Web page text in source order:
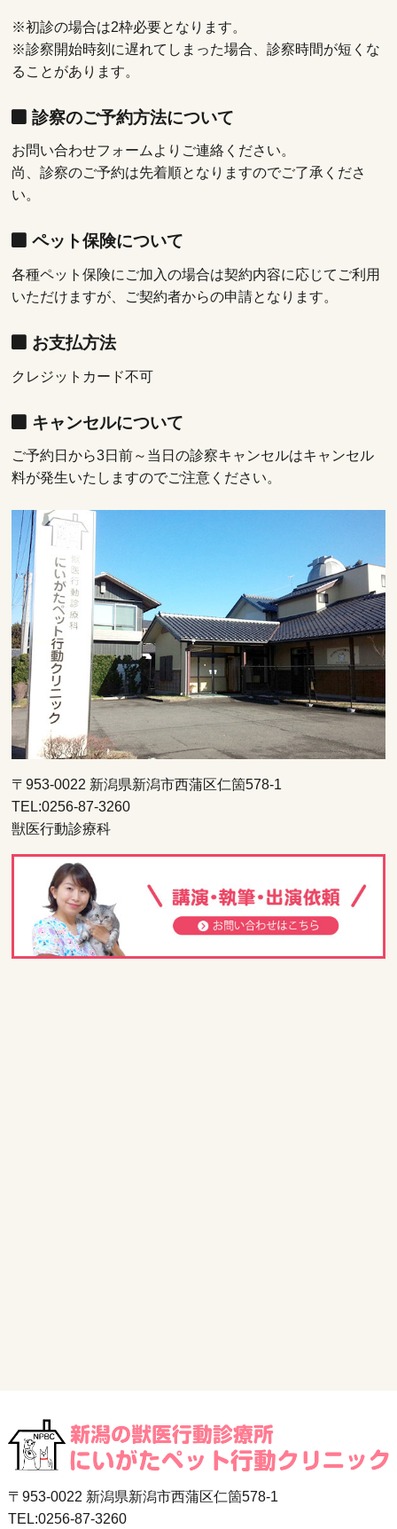
※初診の場合は2枠必要となります。
※診察開始時刻に遅れてしまった場合、診察時間が短くな
ることがあります。
診察のご予約方法について
お問い合わせフォームよりご連絡ください。
尚、診察のご予約は先着順となりますのでご了承くださ
い。
ペット保険について
各種ペット保険にご加入の場合は契約内容に応じてご利用
いただけますが、ご契約者からの申請となります。
お支払方法
クレジットカード不可
キャンセルについて
ご予約日から3日前～当日の診察キャンセルはキャンセル
料が発生いたしますのでご注意ください。
〒953-0022 新潟県新潟市西蒲区仁箇578-1
TEL:0256-87-3260
獣医行動診療科
〒953-0022 新潟県新潟市西蒲区仁箇578-1
TEL:0256-87-3260